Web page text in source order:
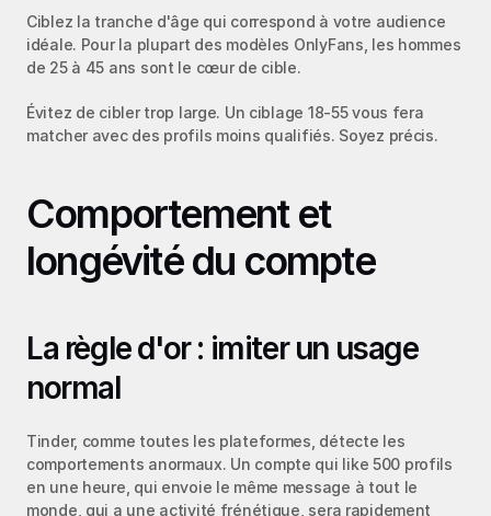
Ciblez la tranche d'âge qui correspond à votre audience
idéale. Pour la plupart des modèles OnlyFans, les hommes
de 25 à 45 ans sont le cœur de cible.
Évitez de cibler trop large. Un ciblage 18-55 vous fera
matcher avec des profils moins qualifiés. Soyez précis.
Comportement et
longévité du compte
La règle d'or : imiter un usage
normal
Tinder, comme toutes les plateformes, détecte les
comportements anormaux. Un compte qui like 500 profils
en une heure, qui envoie le même message à tout le
monde, qui a une activité frénétique, sera rapidement